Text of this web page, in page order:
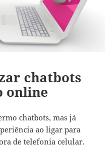
chatbots
online
chatbots, mas já
ao ligar para
de telefonia celular.